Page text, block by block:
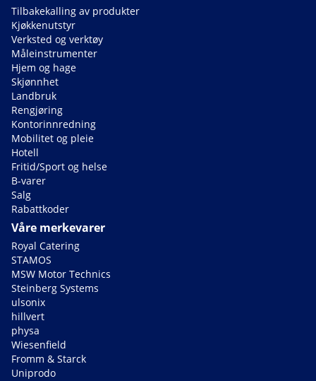
Tilbakekalling av produkter
Kjøkkenutstyr
Verksted og verktøy
Måleinstrumenter
Hjem og hage
Skjønnhet
Landbruk
Rengjøring
Kontorinnredning
Mobilitet og pleie
Hotell
Fritid/Sport og helse
B-varer
Salg
Rabattkoder
Våre merkevarer
Royal Catering
STAMOS
MSW Motor Technics
Steinberg Systems
ulsonix
hillvert
physa
Wiesenfield
Fromm & Starck
Uniprodo